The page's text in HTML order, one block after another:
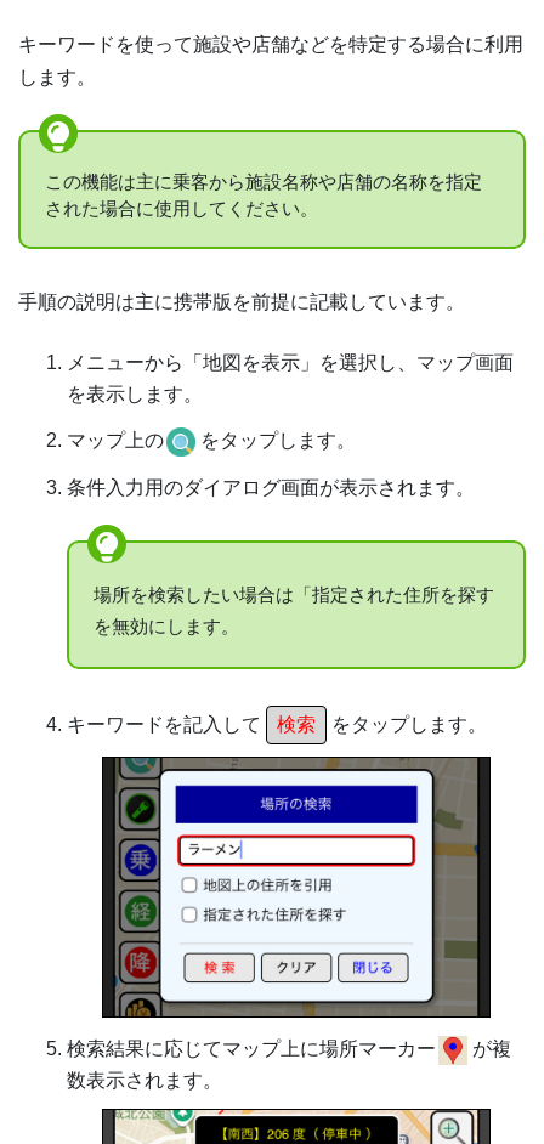
キーワードを使って施設や店舗などを特定する場合に利用
します。
この機能は主に乗客から施設名称や店舗の名称を指定
された場合に使用してください。
手順の説明は主に携帯版を前提に記載しています。
メニューから「地図を表示」を選択し、マップ画面
を表示します。
マップ上の をタップします。
条件入力用のダイアログ画面が表示されます。
場所を検索したい場合は「指定された住所を探す
を無効にします。
キーワードを記入して 検索 をタップします。
検索結果に応じてマップ上に場所マーカー
が複
数表示されます。